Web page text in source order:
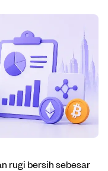
rugi bersih sebesar